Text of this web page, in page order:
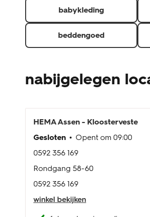
babykleding
beddengoed
nabijgelegen
HEMAAssen - Kloosterveste
Gesloten
Opent om 09:00
0592 356 169
Rondgang 58-60
0592 356 169
winkel bekijken